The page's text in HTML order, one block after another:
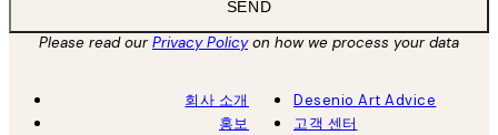
SEND
Please read ourPrivacy Policyon how we process your data
회사 소개
홍보
Desenio Art Advice
고객 센터